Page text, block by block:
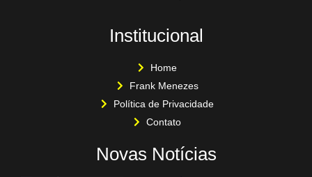
Institucional
Home
Frank Menezes
Política de Privacidade
Contato
Novas Notícias